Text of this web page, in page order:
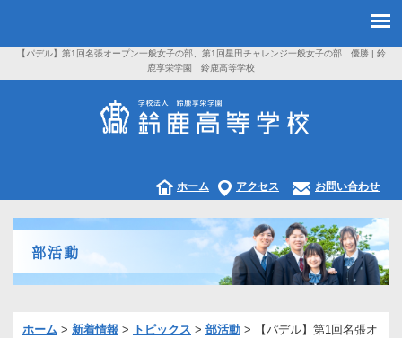
【パデル】第1回名張オープン一般女子の部、第1回星田チャレンジ一般女子の部 優勝 | 鈴
鹿享栄学園 鈴鹿高等学校
お問い合わせ
アクセス
ホーム
部活動
ホーム > 新着情報 > トピックス > 部活動 >
【パデル】第1回名張オ